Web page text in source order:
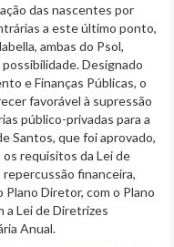
das nascentes por
a este último ponto,
ambas do Psol,
Designado
e Finanças Públicas, o
favorável à supressão
público-privadas para a
Santos, que foi aprovado,
requisitos da Lei de
financeira,
Diretor, com o Plano
a Lei de Diretrizes
Anual.